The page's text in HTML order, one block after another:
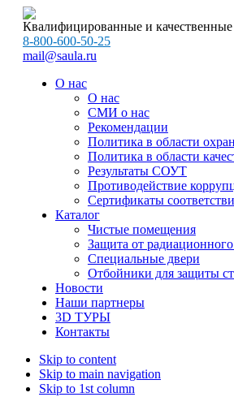
Квалифицированные и
8-800-600-50-25
mail@saula.ru
О нас
О нас
СМИ о нас
Рекомендации
Политика в области
Политика в области
Результаты СОУТ
Противодействие
Сертификаты
Каталог
Чистые помещения
Защита от
Специальные двери
Отбойники для защиты
Новости
Наши партнеры
3D ТУРЫ
Контакты
Skip to content
Skip to main navigation
Skip to 1st column